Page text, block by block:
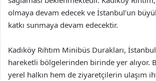
olmaya devam edecek ve İstanbul’un
katkı sunmaya devam edecektir.
Kadıköy Rıhtım Minibüs Durakları,
hareketli bölgelerinden birinde yer alıyor.
yerel halkın hem de ziyaretçilerin ulaşım